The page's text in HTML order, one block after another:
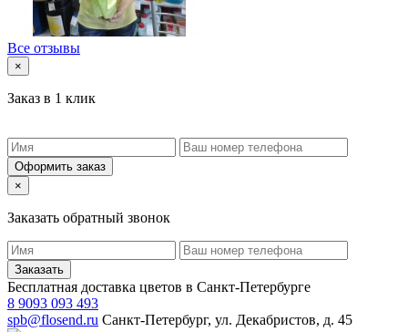
Все отзывы
×
Заказ в 1 клик
Оформить заказ
×
Заказать обратный звонок
Заказать
Бесплатная доставка цветов в Санкт-Петербурге
8 9093 093 493
spb@flosend.ru Санкт-Петербург, ул. Декабристов, д. 45